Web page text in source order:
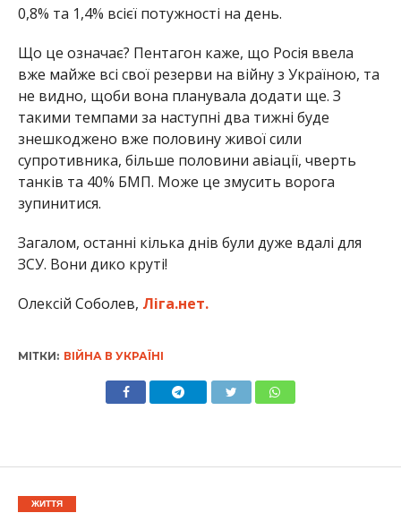
0,8% та 1,4% всієї потужності на день.
Що це означає? Пентагон каже, що Росія ввела
вже майже всі свої резерви на війну з Україною, та
не видно, щоби вона планувала додати ще. З
такими темпами за наступні два тижні буде
знешкоджено вже половину живої сили
супротивника, більше половини авіації, чверть
танків та 40% БМП. Може це змусить ворога
зупинитися.
Загалом, останні кілька днів були дуже вдалі для
ЗСУ. Вони дико круті!
Олексій Соболев, Ліга.нет.
МІТКИ: ВІЙНА В УКРАЇНІ
ЖИТТЯ